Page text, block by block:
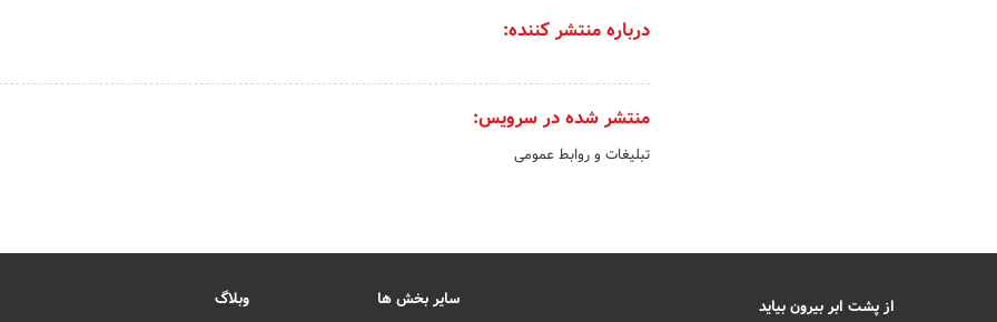
درباره منتشر کننده:
منتشر شده در سرویس:
تبلیغات و روابط عمومی
از پشت ابر بیرون بیاید سایر بخش ها وبلاگ